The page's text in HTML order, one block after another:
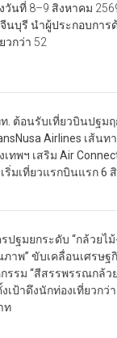
งวันที่ 8–9 สิงหาคม
บุรี นำผู้ประกอบการ
กว่า 52
. ต้อนรับเที่ยวบินปฐม
Airlines เส้นท
เทพฯ เสริม Air
มเที่ยวแรกบินแรก 6
ปฐมยกระดับ “กล้วยไ
าพ” ขับเคลื่อนเศรษฐ
รรม “สีสรรพรรณกล้ว
ป้าดึงนักท่องเที่ยวกว่
ท